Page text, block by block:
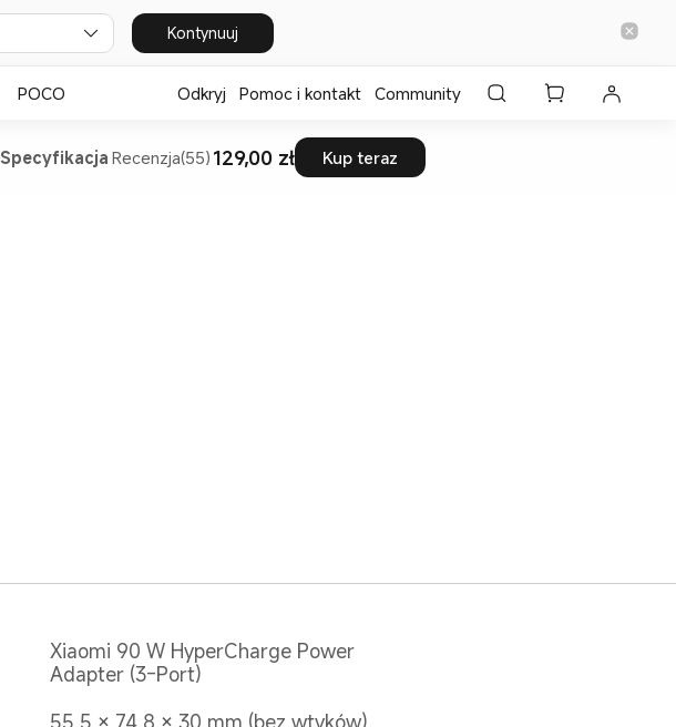
Kontynuuj
POCO Odkryj Pomoc i kontakt Community
Specyfikacja Recenzja(55) 129,00 zł Kup teraz
Xiaomi 90 W HyperCharge Power
Adapter (3-Port)
55,5 × 74,8 × 30 mm (bez wtyków)